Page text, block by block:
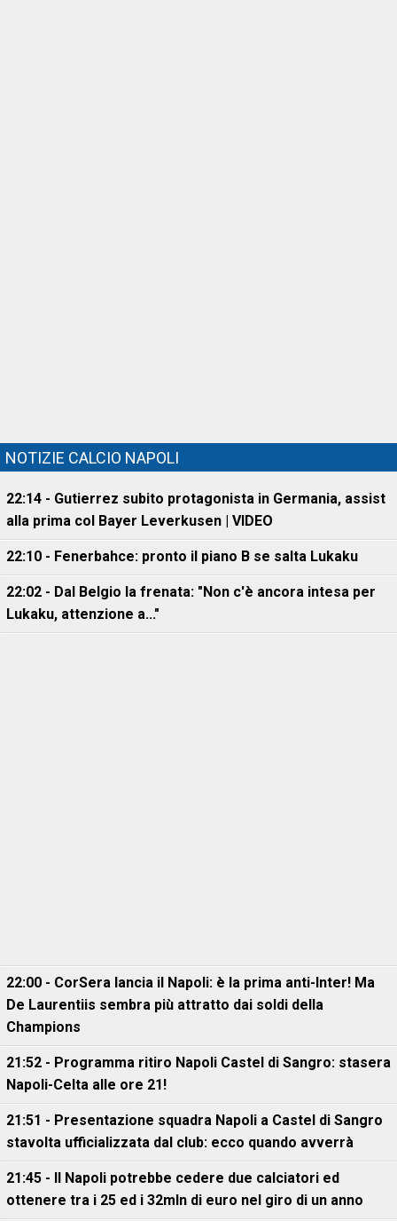
NOTIZIE CALCIO NAPOLI
22:14 - Gutierrez subito protagonista in Germania, assist
alla prima col Bayer Leverkusen | VIDEO
22:10 - Fenerbahce: pronto il piano B se salta Lukaku
22:02 - Dal Belgio la frenata: "Non c'è ancora intesa per
Lukaku, attenzione a..."
22:00 - CorSera lancia il Napoli: è la prima anti-Inter! Ma
De Laurentiis sembra più attratto dai soldi della
Champions
21:52 - Programma ritiro Napoli Castel di Sangro: stasera
Napoli-Celta alle ore 21!
21:51 - Presentazione squadra Napoli a Castel di Sangro
stavolta ufficializzata dal club: ecco quando avverrà
21:45 - Il Napoli potrebbe cedere due calciatori ed
ottenere tra i 25 ed i 32mln di euro nel giro di un anno